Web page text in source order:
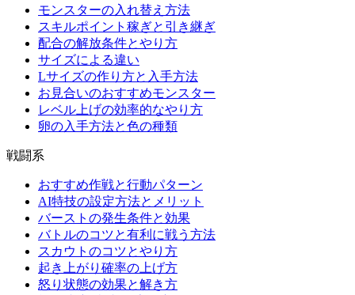
モンスターの入れ替え方法
スキルポイント稼ぎと引き継ぎ
配合の解放条件とやり方
サイズによる違い
Lサイズの作り方と入手方法
お見合いのおすすめモンスター
レベル上げの効率的なやり方
卵の入手方法と色の種類
戦闘系
おすすめ作戦と行動パターン
AI特技の設定方法とメリット
バーストの発生条件と効果
バトルのコツと有利に戦う方法
スカウトのコツとやり方
起き上がり確率の上げ方
怒り状態の効果と解き方